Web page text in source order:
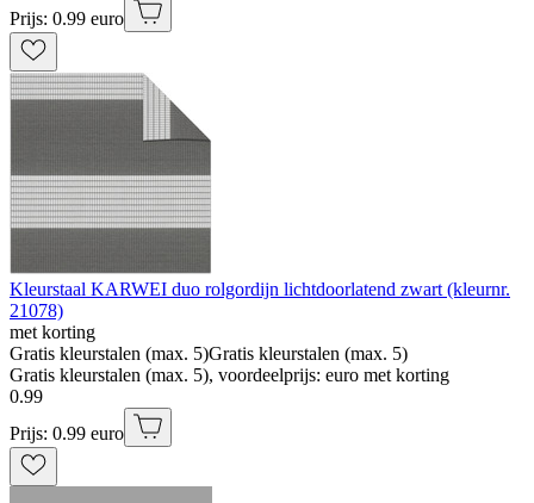
Prijs: 0.99 euro
Kleurstaal KARWEI duo rolgordijn lichtdoorlatend zwart (kleurnr.
21078)
met korting
Gratis kleurstalen (max. 5)Gratis kleurstalen (max. 5)
Gratis kleurstalen (max. 5), voordeelprijs: euro met korting
0.99
Prijs: 0.99 euro